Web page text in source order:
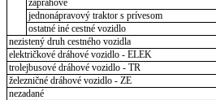
záprahové
jednonápravový traktor s prívesom
ostatné iné cestné vozidlo
nezistený druh cestného vozidla
električkové dráhové vozidlo - ELEK
trolejbusové dráhové vozidlo - TR
železničné dráhové vozidlo - ZE
nezadané